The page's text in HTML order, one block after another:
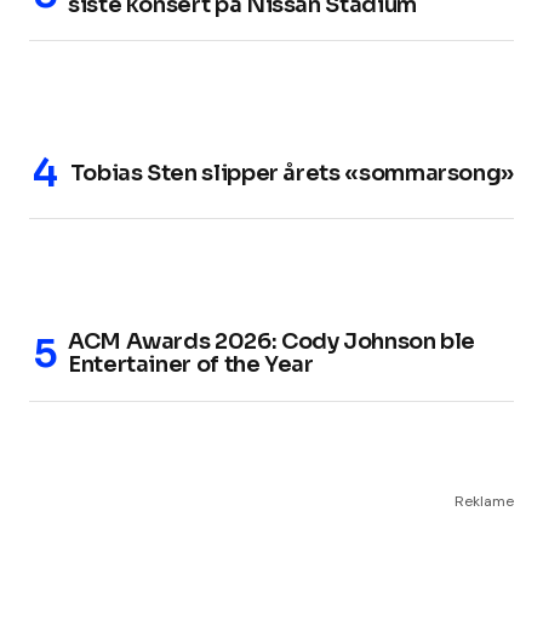
Tobias Sten slipper årets «sommarsong»
ACM Awards 2026: Cody Johnson ble
Entertainer of the Year
Reklame